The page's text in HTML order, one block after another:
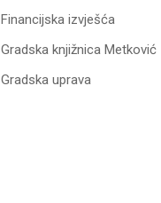
Financijska izvješća
Gradska knjižnica Metković
Gradska uprava